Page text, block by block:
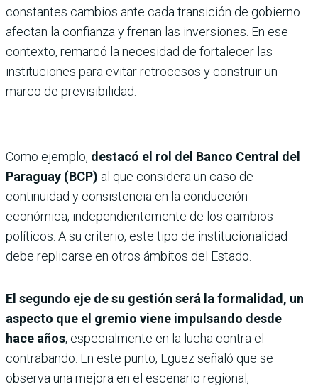
constantes cambios ante cada transición de gobierno
afectan la confianza y frenan las inversiones. En ese
contexto, remarcó la necesidad de fortalecer las
instituciones para evitar retrocesos y construir un
marco de previsibilidad.
Como ejemplo, destacó el rol del Banco Central del
Paraguay (BCP) al que considera un caso de
continuidad y consistencia en la conducción
económica, independientemente de los cambios
políticos. A su criterio, este tipo de institucionalidad
debe replicarse en otros ámbitos del Estado.
El segundo eje de su gestión será la formalidad, un
aspecto que el gremio viene impulsando desde
hace años, especialmente en la lucha contra el
contrabando. En este punto, Egüez señaló que se
observa una mejora en el escenario regional,